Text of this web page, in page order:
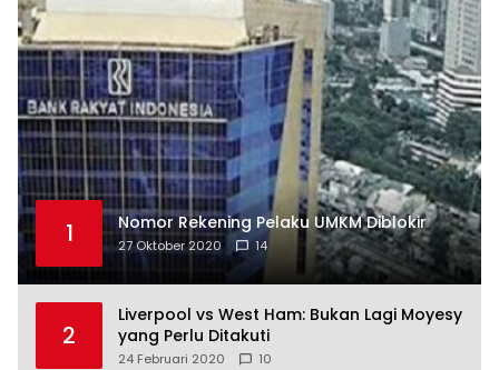
1 Nomor Rekening Pelaku UMKM Diblokir
27 Oktober 2020 14
2
Liverpool vs West Ham: Bukan Lagi Moyesy
yang Perlu Ditakuti
24 Februari 2020 10